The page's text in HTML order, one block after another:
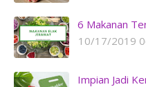
6 Makanan
10/17/2019
Impian Jadi